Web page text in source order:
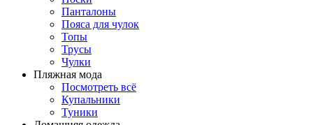
Панталоны
Поясa для чулок
Топы
Трусы
Чулки
Пляжная мода
Посмотреть всё
Купальники
Туники